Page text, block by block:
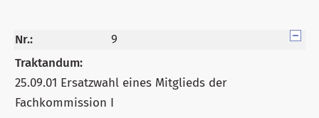
Nr.:
9
Traktandum:
25.09.01 Ersatzwahl eines Mitglieds der
Fachkommission I